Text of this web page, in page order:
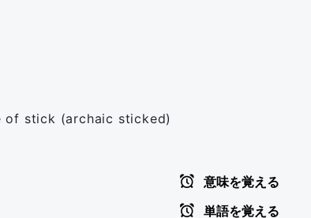
of stick (archaic sticked)
意味を覚える
単語を覚える